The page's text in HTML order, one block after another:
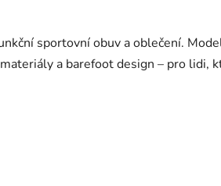
sportovní obuv a oblečení.
a barefoot design – pro lidi,